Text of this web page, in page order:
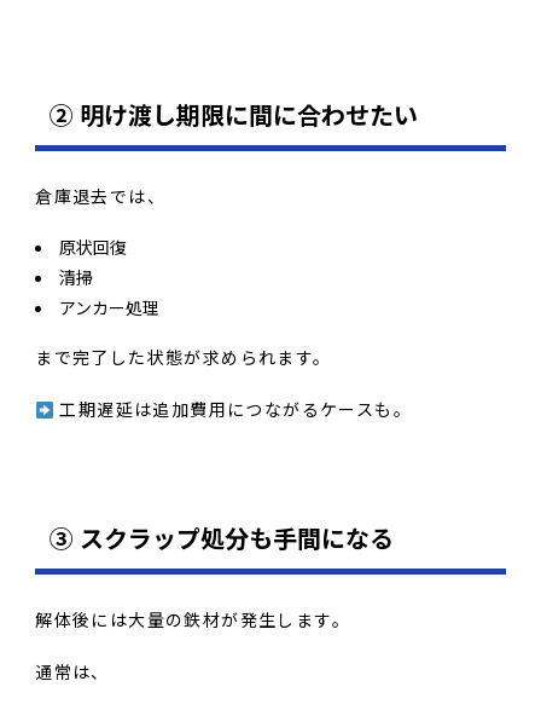
② 明け渡し期限に間に合わせたい
倉庫退去では、
原状回復
清掃
アンカー処理
まで完了した状態が求められます。
工期遅延は追加費用につながるケースも。
③ スクラップ処分も手間になる
解体後には大量の鉄材が発生します。
通常は、